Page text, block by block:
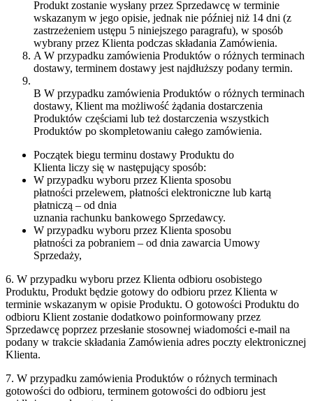
Produkt zostanie wysłany przez Sprzedawcę w terminie
wskazanym w jego opisie, jednak nie później niż 14 dni (z
zastrzeżeniem ustępu 5 niniejszego paragrafu), w sposób
wybrany przez Klienta podczas składania Zamówienia.
A W przypadku zamówienia Produktów o różnych terminach
dostawy, terminem dostawy jest najdłuższy podany termin.
B W przypadku zamówienia Produktów o różnych terminach
dostawy, Klient ma możliwość żądania dostarczenia
Produktów częściami lub też dostarczenia wszystkich
Produktów po skompletowaniu całego zamówienia.
Początek biegu terminu dostawy Produktu do
Klienta liczy się w następujący sposób:
W przypadku wyboru przez Klienta sposobu
płatności przelewem, płatności elektroniczne lub kartą
płatniczą – od dnia
uznania rachunku bankowego Sprzedawcy.
W przypadku wyboru przez Klienta sposobu
płatności za pobraniem – od dnia zawarcia Umowy
Sprzedaży,
6. W przypadku wyboru przez Klienta odbioru osobistego
Produktu, Produkt będzie gotowy do odbioru przez Klienta w
terminie wskazanym w opisie Produktu. O gotowości Produktu do
odbioru Klient zostanie dodatkowo poinformowany przez
Sprzedawcę poprzez przesłanie stosownej wiadomości e-mail na
podany w trakcie składania Zamówienia adres poczty elektronicznej
Klienta.
7. W przypadku zamówienia Produktów o różnych terminach
gotowości do odbioru, terminem gotowości do odbioru jest